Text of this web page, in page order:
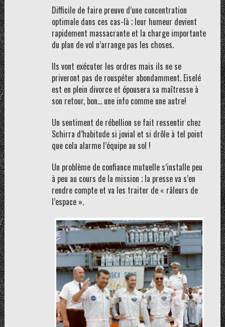
Difficile de faire preuve d’une concentration
optimale dans ces cas-là ; leur humeur devient
rapidement massacrante et la charge importante
du plan de vol n’arrange pas les choses.
Ils vont exécuter les ordres mais ils ne se
priveront pas de rouspéter abondamment. Eiselé
est en plein divorce et épousera sa maîtresse à
son retour, bon… une info comme une autre!
Un sentiment de rébellion se fait ressentir chez
Schirra d’habitude si jovial et si drôle à tel point
que cela alarme l’équipe au sol !
Un problème de confiance mutuelle s’installe peu
à peu au cours de la mission ; la presse va s’en
rendre compte et va les traiter de « râleurs de
l’espace ».